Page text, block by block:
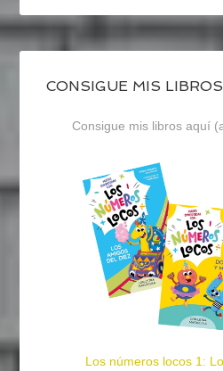
CONSIGUE MIS LIBROS
Consigue mis libros aquí
Los números locos 1: